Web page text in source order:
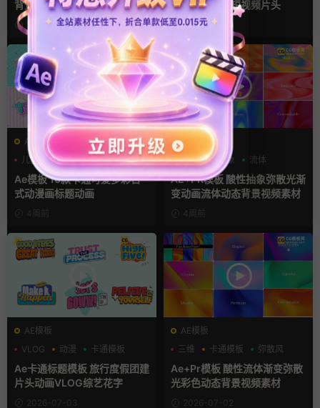
背景循环动画AE模板
3周前
竖屏动态海报短视频片头
3周前
AE模板
儿童
动漫 卡通模板
Ae模板 10款卡通可爱多彩日
式动漫画标题动画
4周前
AE模板
弥散风
抽象 流体
AE+PR模板 酸性抽象弥散光渐
变动画流体动态背景视频素材
4周前
AE模板
VLOG
动漫 卡通模板
Ae卡通标题模板 旅行度假团建
片头动画VLOG综艺花字
2026-07-03
AE模板
三维
卡通模板 弥散风
Ae+Pr模板 酸性流体渐变弥散
光彩色动态背景视频素材
2026-07-02